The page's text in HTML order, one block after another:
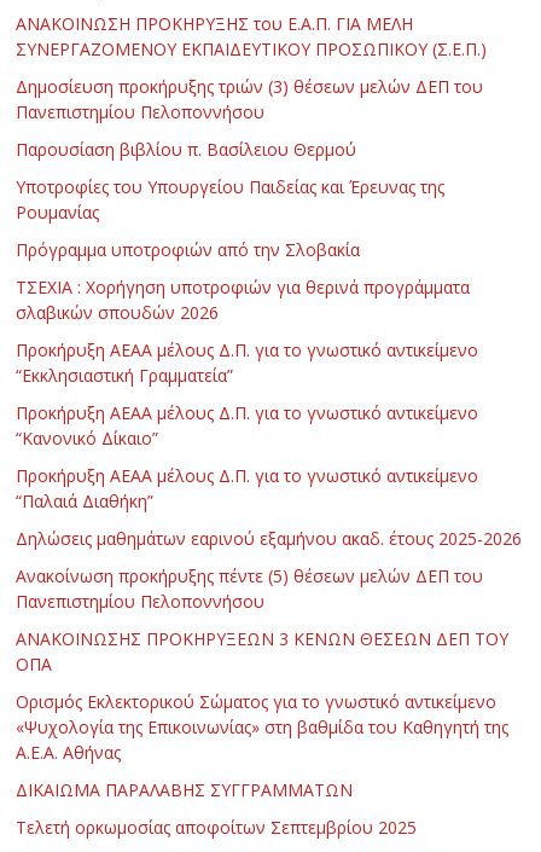
ΑΝΑΚΟΙΝΩΣΗ ΠΡΟΚΗΡΥΞΗΣ του Ε.Α.Π. ΓΙΑ ΜΕΛΗ
ΣΥΝΕΡΓΑΖΟΜΕΝΟΥ ΕΚΠΑΙΔΕΥΤΙΚΟΥ ΠΡΟΣΩΠΙΚΟΥ (Σ.Ε.Π.)
Δημοσίευση προκήρυξης τριών (3) θέσεων μελών ΔΕΠ του
Πανεπιστημίου Πελοποννήσου
Παρουσίαση βιβλίου π. Βασίλειου Θερμού
Υποτροφίες του Υπουργείου Παιδείας και Έρευνας της
Ρουμανίας
Πρόγραμμα υποτροφιών από την Σλοβακία
ΤΣΕΧΙΑ : Χορήγηση υποτροφιών για θερινά προγράμματα
σλαβικών σπουδών 2026
Προκήρυξη ΑΕΑΑ μέλους Δ.Π. για το γνωστικό αντικείμενο
“Εκκλησιαστική Γραμματεία”
Προκήρυξη ΑΕΑΑ μέλους Δ.Π. για το γνωστικό αντικείμενο
“Κανονικό Δίκαιο”
Προκήρυξη ΑΕΑΑ μέλους Δ.Π. για το γνωστικό αντικείμενο
“Παλαιά Διαθήκη”
Δηλώσεις μαθημάτων εαρινού εξαμήνου ακαδ. έτους 2025-2026
Ανακοίνωση προκήρυξης πέντε (5) θέσεων μελών ΔΕΠ του
Πανεπιστημίου Πελοποννήσου
ΑΝΑΚΟΙΝΩΣΗΣ ΠΡΟΚΗΡΥΞΕΩΝ 3 ΚΕΝΩΝ ΘΕΣΕΩΝ ΔΕΠ ΤΟΥ
ΟΠΑ
Ορισμός Εκλεκτορικού Σώματος για το γνωστικό αντικείμενο
«Ψυχολογία της Επικοινωνίας» στη βαθμίδα του Καθηγητή της
Α.Ε.Α. Αθήνας
ΔΙΚΑΙΩΜΑ ΠΑΡΑΛΑΒΗΣ ΣΥΓΓΡΑΜΜΑΤΩΝ
Τελετή ορκωμοσίας αποφοίτων Σεπτεμβρίου 2025